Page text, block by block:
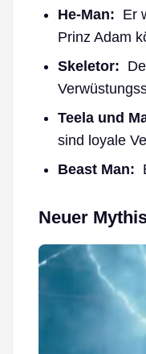
He-Man: Er
Prinz Adam
Skeletor:
Teela und
sind loyale
Beast Man:
Neuer